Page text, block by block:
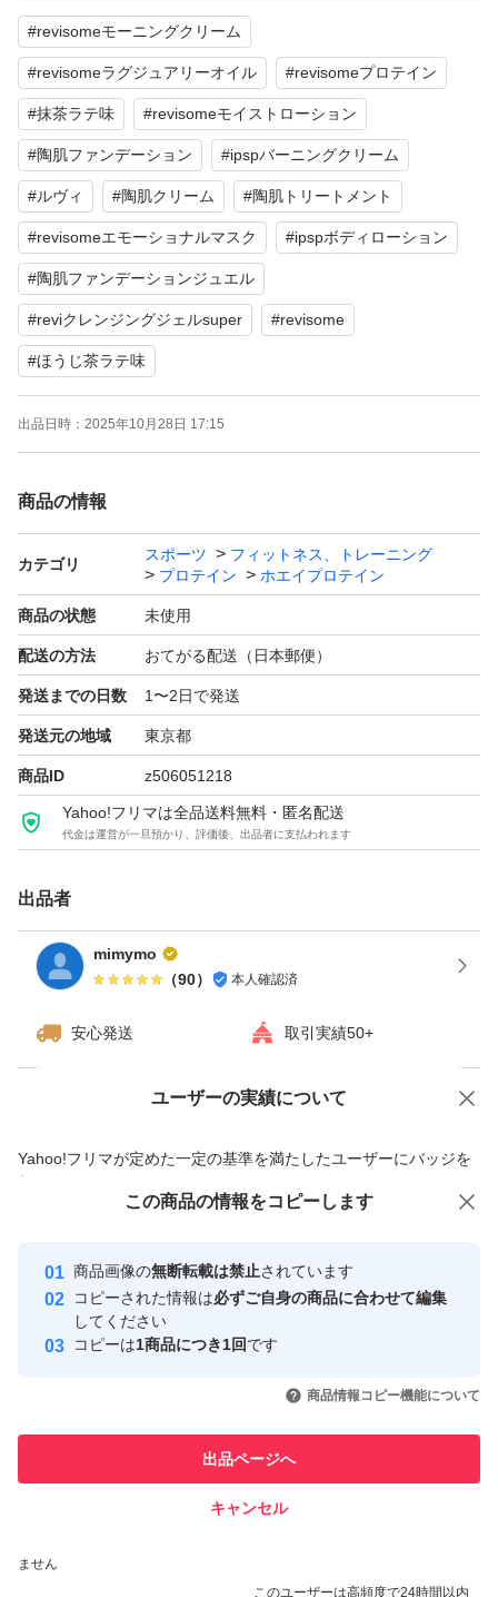
#revisomeモーニングクリーム
#revisomeラグジュアリーオイル #revisomeプロテイン
#抹茶ラテ味 #revisomeモイストローション
#陶肌ファンデーション #ipspバーニングクリーム
#ルヴィ #陶肌クリーム #陶肌トリートメント
#revisomeエモーショナルマスク #ipspボディローション
#陶肌ファンデーションジュエル
#reviクレンジングジェルsuper #revisome
#ほうじ茶ラテ味
出品日時： 2025年10月28日 17:15
商品の情報
カテゴリ
スポーツ
フィットネス、トレーニング
プロテイン
ホエイプロテイン
商品の状態 未使用
配送の方法 おてがる配送（日本郵便）
発送までの日数 1〜2日で発送
発送元の地域 東京都
商品ID z506051218
Yahoo!フリマは全品送料無料・匿名配送
代金は運営が一旦預かり、評価後、出品者に支払われます
出品者
mimymo
（90） 本人確認済
安心発送 取引実績50+
ユーザーの実績について
Yahoo!フリマが定めた一定の基準を満たしたユーザーにバッジを
付与しています
安心取引出品者
心・安全なユーザーです
取引実績
引を完了させた実績があります
での取引実績があります
ません
このユーザーは高頻度で24時間以内
価格の相談 商品への質問
この商品の情報をコピーします
商品画像の無断転載は禁止されています
コピーされた情報は必ずご自身の商品に合わせて編集
してください
コピーは1商品につき1回です
商品情報コピー機能について
出品ページへ
キャンセル
この商品をみている人にオススメ